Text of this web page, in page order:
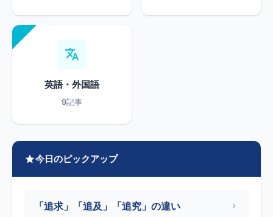
英語・外国語
9記事
今日のピックアップ
「追求」「追及」「追究」の違い